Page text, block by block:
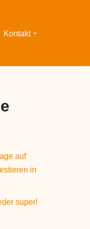
Kontakt
auf
in
super!